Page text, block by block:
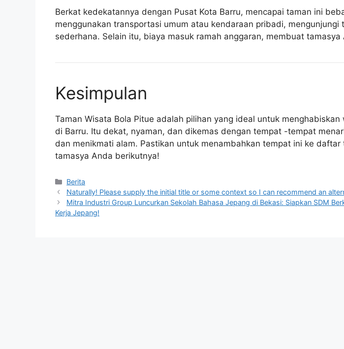
Berkat kedekatannya dengan Pusat Kota Barru, mencapai taman ini
menggunakan transportasi umum atau kendaraan pribadi, mengunjungi
sederhana. Selain itu, biaya masuk ramah anggaran, membuat tamasya
Kesimpulan
Taman Wisata Bola Pitue adalah pilihan yang ideal untuk menghabiskan
di Barru. Itu dekat, nyaman, dan dikemas dengan tempat -tempat
dan menikmati alam. Pastikan untuk menambahkan tempat ini ke
tamasya Anda berikutnya!
Kategori
Berita
Naturally! Please supply the initial title or some context so I can recommend an
Mitra Industri Group Luncurkan Sekolah Bahasa Jepang di Bekasi: Siapkan SDM
Kerja Jepang!